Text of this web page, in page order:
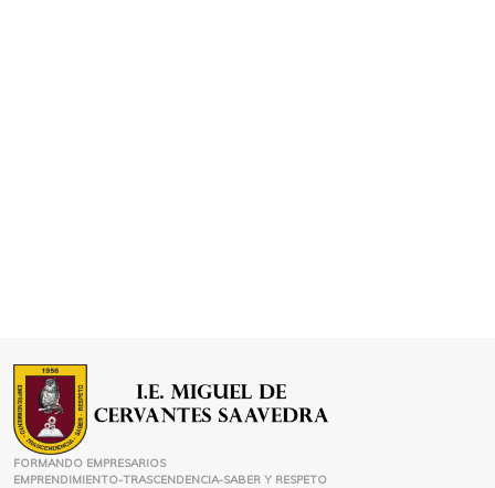
FORMANDO EMPRESARIOS
EMPRENDIMIENTO-TRASCENDENCIA-SABER Y RESPETO